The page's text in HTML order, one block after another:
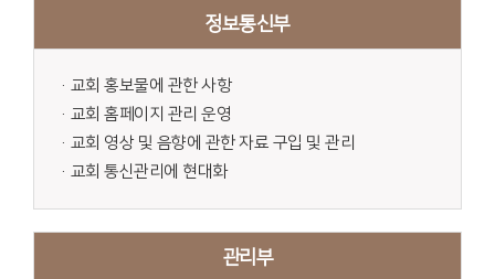
정보통신부
·교회 홍보물에 관한 사항
·교회 홈페이지 관리 운영
·교회 영상 및 음향에 관한 자료 구입 및 관리
·교회 통신관리에 현대화
관리부